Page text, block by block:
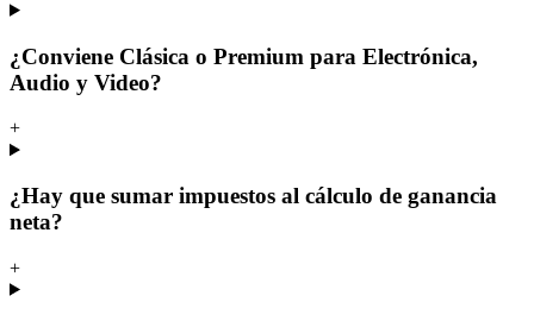
¿Conviene Clásica o Premium para Electrónica,
Audio y Video?
+
¿Hay que sumar impuestos al cálculo de ganancia
neta?
+